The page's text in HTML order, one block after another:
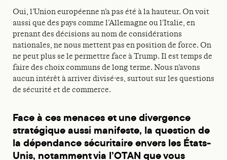
Oui, l’Union européenne n’a pas été à la hauteur. On voit
aussi que des pays comme l’Allemagne ou l’Italie, en
prenant des décisions au nom de considérations
nationales, ne nous mettent pas en position de force. On
ne peut plus se le permettre face à Trump. Il est temps de
faire des choix communs de long terme. Nous n’avons
aucun intérêt à arriver divisé·es, surtout sur les questions
de sécurité et de commerce.
Face à ces menaces et une divergence
stratégique aussi manifeste, la question de
la dépendance sécuritaire envers les États-
Unis, notamment via l’OTAN que vous